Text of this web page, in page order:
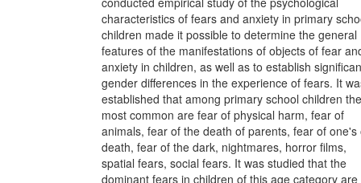
characteristics of fears and anxiety in primary
children made it possible to determine the general
features of the manifestations of objects of fear
anxiety in children, as well as to establish
gender differences in the experience of fears. It
established that among primary school children the
most common are fear of physical harm, fear of
animals, fear of the death of parents, fear of one's
death, fear of the dark, nightmares, horror films,
spatial fears, social fears. It was studied that the
dominant fears in children of this age category are